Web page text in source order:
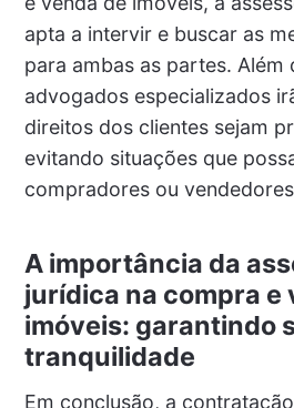
apta a intervir e buscar as
para ambas as partes. Além
advogados especializados
direitos dos clientes sejam
evitando situações que
compradores ou
A importância da
jurídica na compra e
imóveis: garantindo
tranquilidade
Em conclusão, a